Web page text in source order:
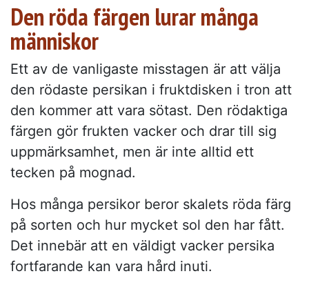
Den röda färgen lurar många
människor
Ett av de vanligaste misstagen är att välja
den rödaste persikan i fruktdisken i tron att
den kommer att vara sötast. Den rödaktiga
färgen gör frukten vacker och drar till sig
uppmärksamhet, men är inte alltid ett
tecken på mognad.
Hos många persikor beror skalets röda färg
på sorten och hur mycket sol den har fått.
Det innebär att en väldigt vacker persika
fortfarande kan vara hård inuti.